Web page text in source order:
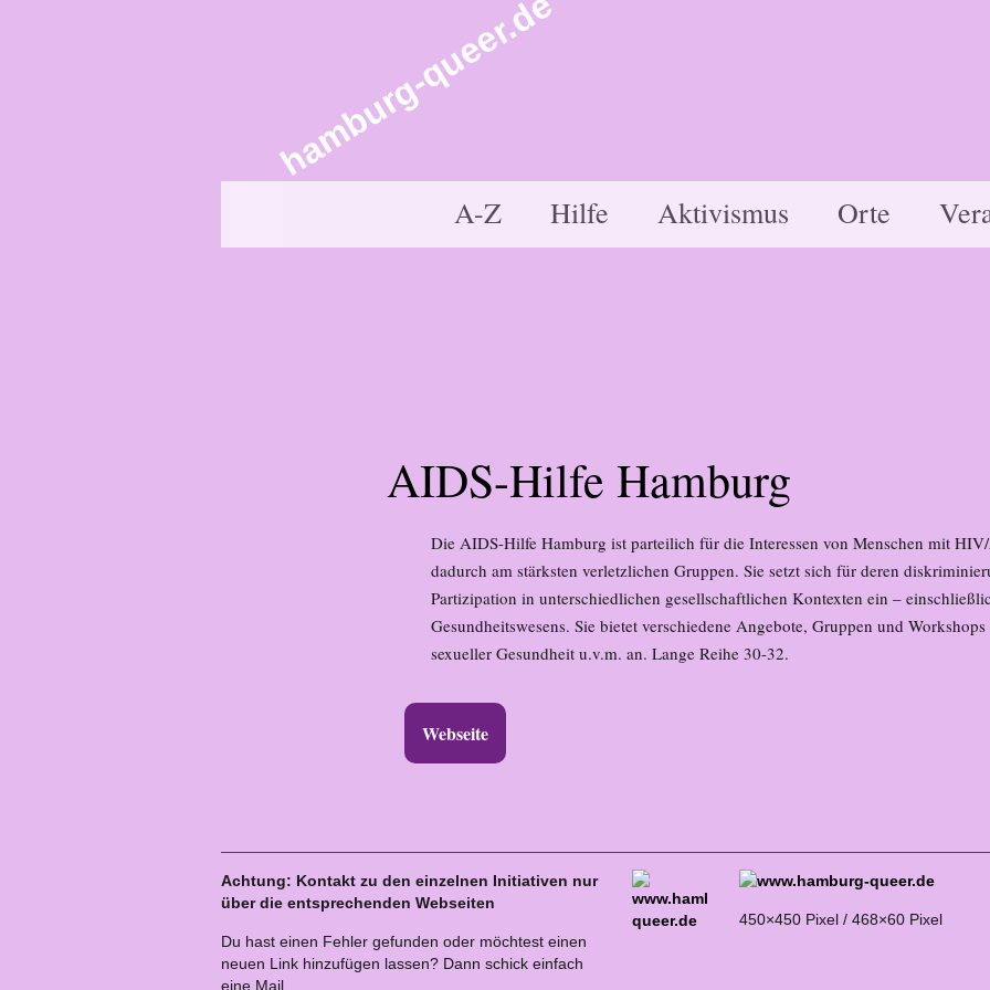
hamburg-queer.de
A-Z Hilfe Aktivismus Orte
AIDS-Hilfe Hamburg
Die AIDS-Hilfe Hamburg ist parteilich für die Interessen von Menschen mit
dadurch am stärksten verletzlichen Gruppen. Sie setzt sich für deren
Partizipation in unterschiedlichen gesellschaftlichen Kontexten ein –
Gesundheitswesens. Sie bietet verschiedene Angebote, Gruppen und
sexueller Gesundheit u.v.m. an. Lange Reihe 30-32.
Webseite
Achtung: Kontakt zu den einzelnen Initiativen nur
über die entsprechenden Webseiten
Du hast einen Fehler gefunden oder möchtest einen
neuen Link hinzufügen lassen? Dann schick einfach
eine Mail.
450×450 Pixel / 468×60 Pixel